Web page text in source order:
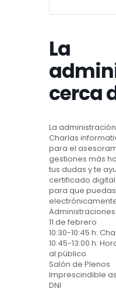
La
cerca
La
Charlas
para el
gestiones más
tus dudas y te
certificado
para que
11 de febrero
10:30-10:45 h:
10:45-13:00 h:
al público
Salón de Plenos
Imprescindible
DNI